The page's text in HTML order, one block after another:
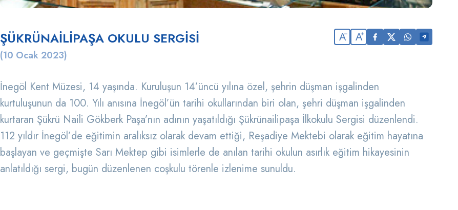
ŞÜKRÜNAİLİPAŞA OKULU SERGİSİ
(10 Ocak 2023)
A A
İnegöl Kent Müzesi, 14 yaşında. Kuruluşun 14’üncü yılına özel, şehrin düşman işgalinden
kurtuluşunun da 100. Yılı anısına İnegöl’ün tarihi okullarından biri olan, şehri düşman işgalinden
kurtaran Şükrü Naili Gökberk Paşa’nın adının yaşatıldığı Şükrünailipaşa İlkokulu Sergisi düzenlendi.
112 yıldır İnegöl’de eğitimin aralıksız olarak devam ettiği, Reşadiye Mektebi olarak eğitim hayatına
başlayan ve geçmişte Sarı Mektep gibi isimlerle de anılan tarihi okulun asırlık eğitim hikayesinin
anlatıldığı sergi, bugün düzenlenen coşkulu törenle izlenime sunuldu.